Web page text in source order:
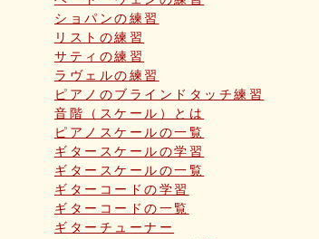
ショパンの練習
リストの練習
サティの練習
ラヴェルの練習
ピアノのブラインドタッチ練習
音階（スケール）とは
ピアノスケールの一覧
ギタースケールの学習
ギタースケールの一覧
ギターコードの学習
ギターコードの一覧
ギターチューナー